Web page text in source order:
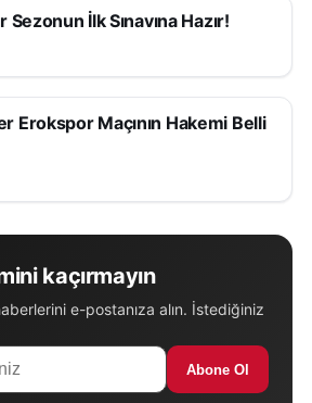
Sezonun İlk Sınavına Hazır!
Erokspor Maçının Hakemi Belli
kaçırmayın
e-postanıza alın. İstediğiniz
Abone Ol